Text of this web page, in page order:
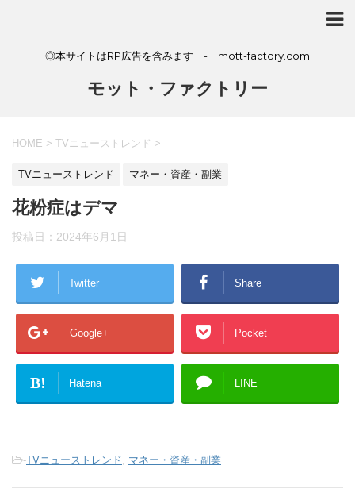
◎本サイトはRP広告を含みます - mott-factory.com
モット・ファクトリー
HOME > TVニューストレンド >
TVニューストレンド マネー・資産・副業
花粉症はデマ
投稿日： 2024年6月1日
Twitter Share
Google+ Pocket
B! Hatena LINE
-TVニューストレンド, マネー・資産・副業